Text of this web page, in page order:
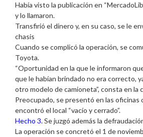
Había visto la publicación en
y lo llamaron.
Transfirió el dinero y, en su caso, se le
chasis
Cuando se complicó la operación, se
Toyota.
“Oportunidad en la que le informaron
que le habían brindado no era correcto,
otro modelo de camioneta”, consta en la
Preocupado, se presentó en las oficinas
encontró el local “vacío y cerrado”.
Hecho 3.Se juzgó además la
La operación se concretó el 1 de